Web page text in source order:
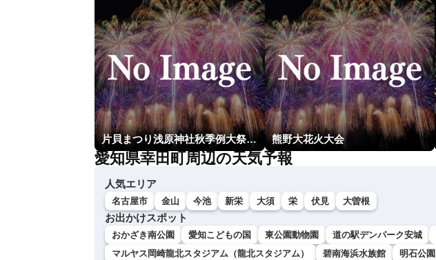
片貝まつり浅原神社秋季例大祭奉納大煙火 熊野大花火大会
愛知県幸田町周辺の天気予報
人気エリア
名古屋市 金山 今池 新栄 大須 栄 伏見 大曽根
お出かけスポット
おかざき南公園 愛知こどもの国 東公園動物園 道の駅デンパーク安城
マルヤス岡崎龍北スタジアム（龍北スタジアム）
碧南海浜水族館 明石公園